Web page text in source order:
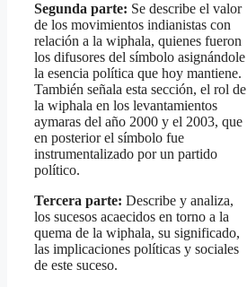
Segunda parte: Se describe el valor
de los movimientos indianistas con
relación a la wiphala, quienes fueron
los difusores del símbolo asignándole
la esencia política que hoy mantiene.
También señala esta sección, el rol de
la wiphala en los levantamientos
aymaras del año 2000 y el 2003, que
en posterior el símbolo fue
instrumentalizado por un partido
político.
Tercera parte: Describe y analiza,
los sucesos acaecidos en torno a la
quema de la wiphala, su significado,
las implicaciones políticas y sociales
de este suceso.